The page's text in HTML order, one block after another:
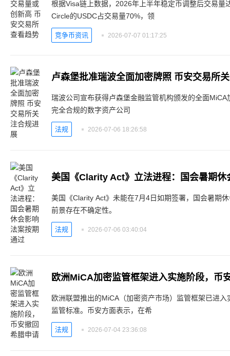
根据Visa链上数据，2026年上半年稳定币调整后交易量
Circle的USDC占交易量70%，领
竞争币资讯 2026-07-07 01:17:25
卢森堡批准瑞波全面加密牌照 币安交易所
瑞波公司宣布获得卢森堡金融监管机构颁发的全面
完全合规的数字资产公司
法规 2026-07-06 18:26:58
美国《Clarity Act》立法进程：国会暑期休
美国《Clarity Act》未能在7月4日如期签署，国会暑期
前景存在不确定性。
法规 2026-07-06 03:40:04
欧洲MiCA加密监管框架进入实施阶段，币
欧洲联盟推出的MiCA（加密资产市场）监管框架已进
监管标准。币安方面表示，在希
法规 2026-07-04 23:36:08